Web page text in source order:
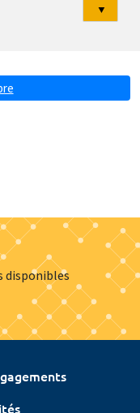
▼
disponibles